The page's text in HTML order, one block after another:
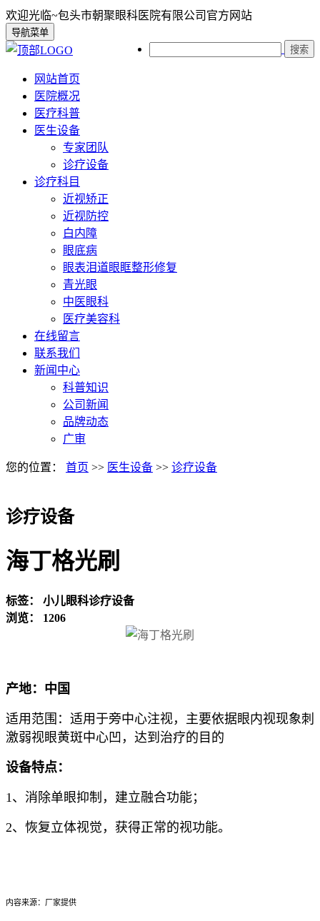
欢迎光临~包头市朝聚眼科医院有限公司官方网站
搜索
导航菜单
网站首页
医院概况
医疗科普
医生设备
专家团队
诊疗设备
诊疗科目
近视矫正
近视防控
白内障
眼底病
眼表泪道眼眶整形修复
青光眼
中医眼科
医疗美容科
在线留言
联系我们
新闻中心
科普知识
公司新闻
品牌动态
广审
您的位置： 首页 >> 医生设备 >> 诊疗设备
诊疗设备
海丁格光刷
标签： 小儿眼科诊疗设备
浏览： 1206
产地：中国
适用范围：适用于旁中心注视，主要依据眼内视现象刺
激弱视眼黄斑中心凹，达到治疗的目的
设备特点：
1、消除单眼抑制，建立融合功能；
2、恢复立体视觉，获得正常的视功能。
内容来源：厂家提供